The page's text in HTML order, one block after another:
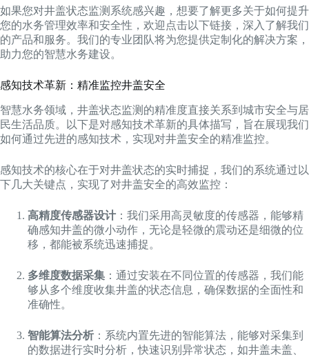
如果您对井盖状态监测系统感兴趣，想要了解更多关于如何提升
您的水务管理效率和安全性，欢迎点击以下链接，深入了解我们
的产品和服务。我们的专业团队将为您提供定制化的解决方案，
助力您的智慧水务建设。
感知技术革新：精准监控井盖安全
智慧水务领域，井盖状态监测的精准度直接关系到城市安全与居
民生活品质。以下是对感知技术革新的具体描写，旨在展现我们
如何通过先进的感知技术，实现对井盖安全的精准监控。
感知技术的核心在于对井盖状态的实时捕捉，我们的系统通过以
下几大关键点，实现了对井盖安全的高效监控：
高精度传感器设计 ：我们采用高灵敏度的传感器，能够精
确感知井盖的微小动作，无论是轻微的震动还是细微的位
移，都能被系统迅速捕捉。
多维度数据采集 ：通过安装在不同位置的传感器，我们能
够从多个维度收集井盖的状态信息，确保数据的全面性和
准确性。
智能算法分析 ：系统内置先进的智能算法，能够对采集到
的数据进行实时分析，快速识别异常状态，如井盖未盖、